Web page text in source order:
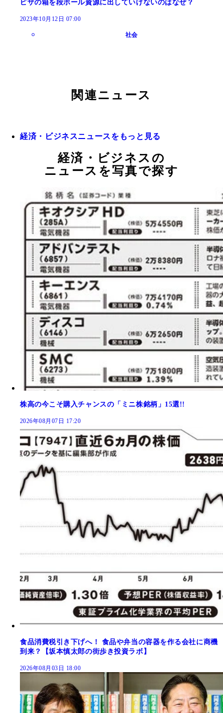
ピザの箱を段ボール資源に出していけないのはなぜ？
2023年10月12日 07:00
社会
関連ニュース
経済・ビジネスニュースをもっと見る
経済・ビジネスの
ニュースを写真で探す
株高の今こそ購入チャンスの「ミニ株銘柄」15選!!
2026年08月07日 17:20
食品消費税引き下げへ！ 食品や弁当の容器を作る会社に商機
到来？【坂本慎太郎の街歩き投資ラボ】
2026年08月03日 18:00